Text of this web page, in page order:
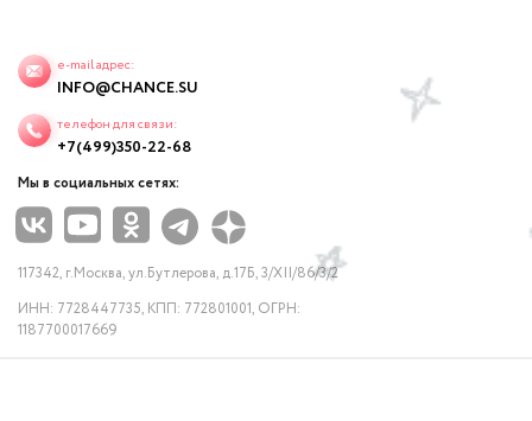
e-mail адрес:
INFO@CHANCE.SU
телефон для связи:
+7(499)350-22-68
Мы в социальных сетях:
117342, г.Москва, ул.Бутлерова, д.17Б, 3/XII/86/3/2
ИНН: 7728447735, КПП: 772801001, ОГРН:
1187700017669